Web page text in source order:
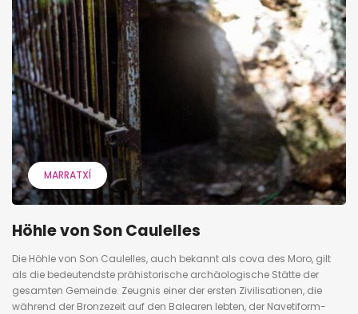
MARRATXÍ
Höhle von Son Caulelles
Die Höhle von Son Caulelles, auch bekannt als cova des Moro, gilt
als die bedeutendste prähistorische archäologische Stätte der
gesamten Gemeinde. Zeugnis einer der ersten Zivilisationen, die
während der Bronzezeit auf den Balearen lebten, der Navetiform-